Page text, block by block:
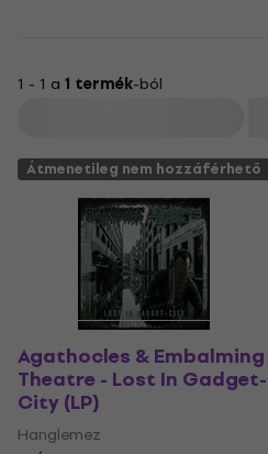
1 - 1 a 1 termék-ból
Átmenetileg nem hozzáférhető
Agathocles & Embalming
Theatre - Lost In Gadget-
City (LP)
Hanglemez